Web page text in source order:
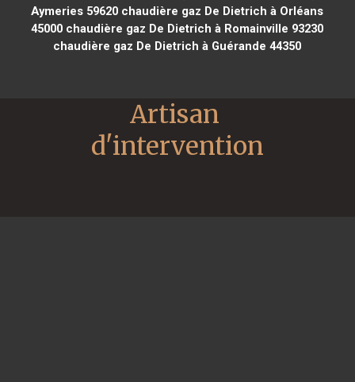
Aymeries 59620 chaudière gaz De Dietrich à Orléans
45000 chaudière gaz De Dietrich à Romainville 93230
chaudière gaz De Dietrich à Guérande 44350
Artisan
d'intervention